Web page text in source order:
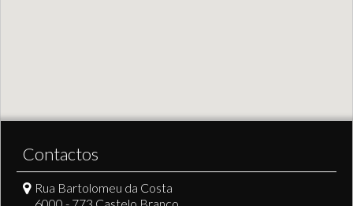
Contactos
Rua Bartolomeu da Costa